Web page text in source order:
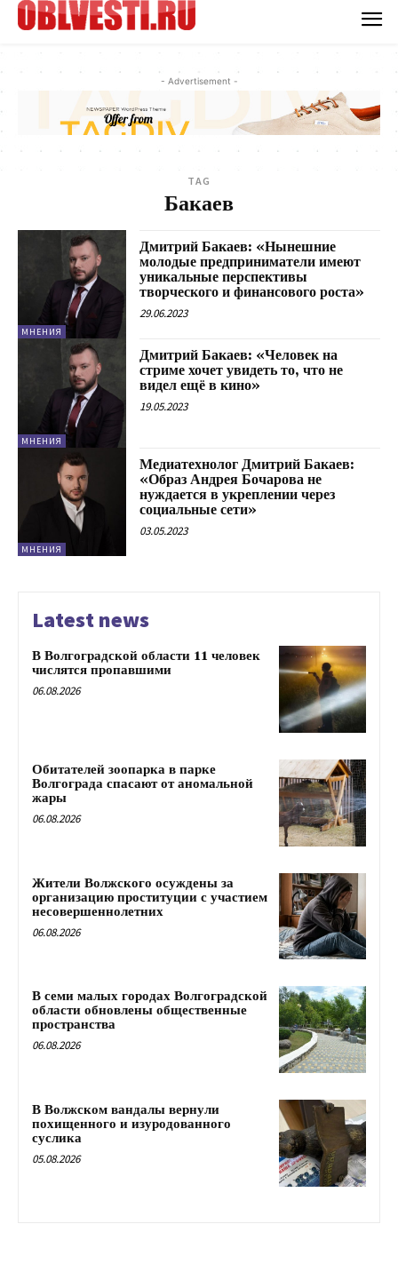
- Advertisement -
TAG
Бакаев
МНЕНИЯ
Дмитрий Бакаев: «Нынешние
молодые предприниматели имеют
уникальные перспективы
творческого и финансового роста»
29.06.2023
МНЕНИЯ
Дмитрий Бакаев: «Человек на
стриме хочет увидеть то, что не
видел ещё в кино»
19.05.2023
МНЕНИЯ
Медиатехнолог Дмитрий Бакаев:
«Образ Андрея Бочарова не
нуждается в укреплении через
социальные сети»
03.05.2023
Latest news
В Волгоградской области 11 человек
числятся пропавшими
06.08.2026
Обитателей зоопарка в парке
Волгограда спасают от аномальной
жары
06.08.2026
Жители Волжского осуждены за
организацию проституции с участием
несовершеннолетних
06.08.2026
В семи малых городах Волгоградской
области обновлены общественные
пространства
06.08.2026
В Волжском вандалы вернули
похищенного и изуродованного
суслика
05.08.2026